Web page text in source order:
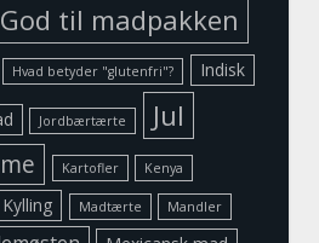
God til madpakken
Hvad betyder "glutenfri"? Indisk
Jordbærtærte Jul
Kartofler Kenya
Kylling Madtærte Mandler